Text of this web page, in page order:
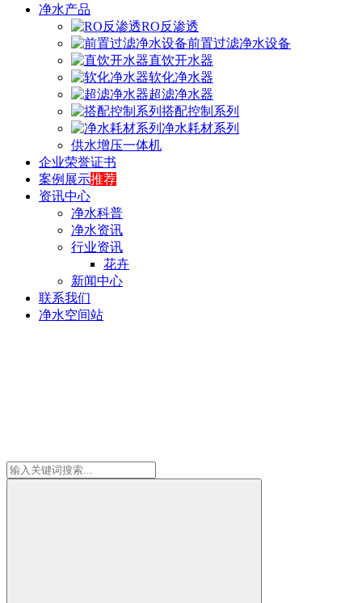
净水产品
RO反渗透
前置过滤净水设备
直饮开水器
软化净水器
超滤净水器
搭配控制系列
净水耗材系列
供水增压一体机
企业荣誉证书
案例展示推荐
资讯中心
净水科普
净水资讯
行业资讯
花卉
新闻中心
联系我们
净水空间站